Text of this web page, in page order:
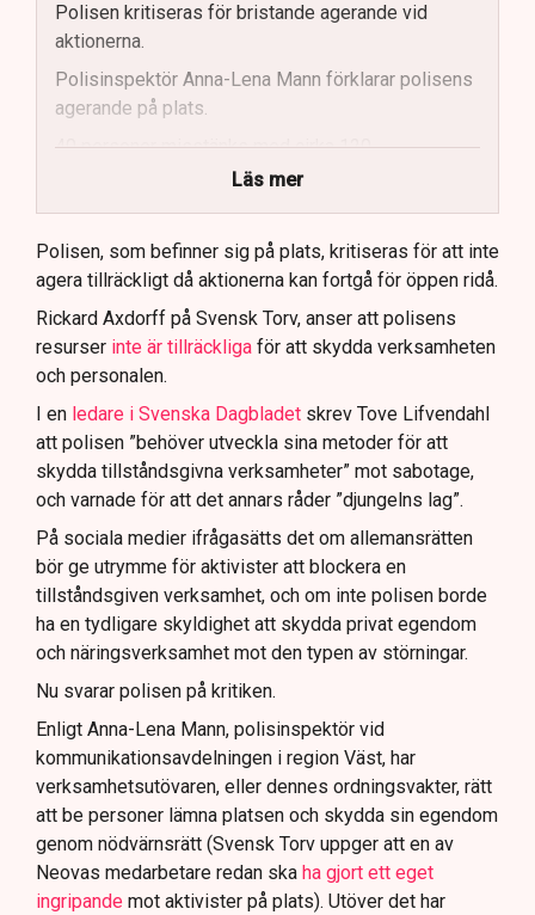
Polisen kritiseras för bristande agerande vid
aktionerna.
Polisinspektör Anna-Lena Mann förklarar polisens
agerande på plats.
40 personer misstänks med cirka 120
brottsmisstankar kopplade.
Polisen använder drönare och uniformerad polis
för att dokumentera bevis.
Samtidigt är polisarbetet komplext när det gäller
att navigera juridiska rättigheter och gränser.
Läs mer
Polisen, som befinner sig på plats, kritiseras för att inte
agera tillräckligt då aktionerna kan fortgå för öppen ridå.
Rickard Axdorff på Svensk Torv, anser att polisens
resurser inte är tillräckliga för att skydda verksamheten
och personalen.
I en ledare i Svenska Dagbladet skrev Tove Lifvendahl
att polisen ”behöver utveckla sina metoder för att
skydda tillståndsgivna verksamheter” mot sabotage,
och varnade för att det annars råder ”djungelns lag”.
På sociala medier ifrågasätts det om allemansrätten
bör ge utrymme för aktivister att blockera en
tillståndsgiven verksamhet, och om inte polisen borde
ha en tydligare skyldighet att skydda privat egendom
och näringsverksamhet mot den typen av störningar.
Nu svarar polisen på kritiken.
Enligt Anna-Lena Mann, polisinspektör vid
kommunikationsavdelningen i region Väst, har
verksamhetsutövaren, eller dennes ordningsvakter, rätt
att be personer lämna platsen och skydda sin egendom
genom nödvärnsrätt (Svensk Torv uppger att en av
Neovas medarbetare redan ska ha gjort ett eget
ingripande mot aktivister på plats). Utöver det har